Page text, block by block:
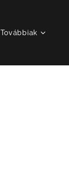
Továbbiak